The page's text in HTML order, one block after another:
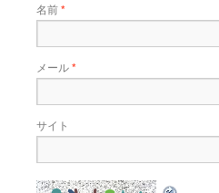
名前*
メール*
サイト